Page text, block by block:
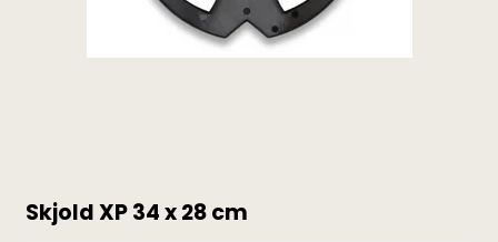
Skjold XP 34 x 28 cm